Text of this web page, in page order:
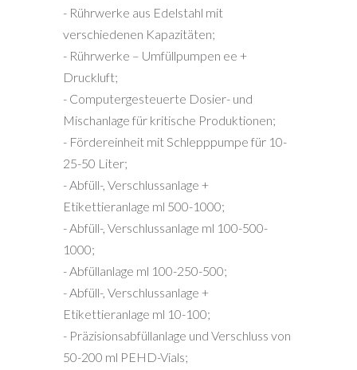
- Rührwerke aus Edelstahl mit
verschiedenen Kapazitäten;
- Rührwerke – Umfüllpumpen ee +
Druckluft;
- Computergesteuerte Dosier- und
Mischanlage für kritische Produktionen;
- Fördereinheit mit Schlepppumpe für 10-
25-50 Liter;
- Abfüll-, Verschlussanlage +
Etikettieranlage ml 500-1000;
- Abfüll-, Verschlussanlage ml 100-500-
1000;
- Abfüllanlage ml 100-250-500;
- Abfüll-, Verschlussanlage +
Etikettieranlage ml 10-100;
- Präzisionsabfüllanlage und Verschluss von
50-200 ml PEHD-Vials;